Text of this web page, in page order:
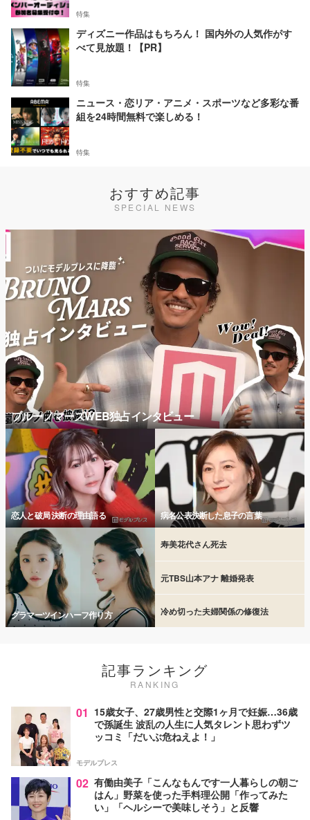
特集
ディズニー作品はもちろん！ 国内外の人気作がす
べて見放題！【PR】
特集
ニュース・恋リア・アニメ・スポーツなど多彩な番
組を24時間無料で楽しめる！
特集
おすすめ記事
SPECIAL NEWS
ブルーノマーズWEB独占インタビュー
恋人と破局 決断の理由語る 病名公表決断した息子の言葉
グラマーツインハーフ作り方
寿美花代さん死去
元TBS山本アナ 離婚発表
冷め切った夫婦関係の修復法
記事ランキング
RANKING
01 15歳女子、27歳男性と交際1ヶ月で妊娠…36歳
で孫誕生 波乱の人生に人気タレント思わずツ
ッコミ「だいぶ危ねえよ！」
モデルプレス
02 有働由美子「こんなもんです一人暮らしの朝ご
はん」野菜を使った手料理公開「作ってみた
い」「ヘルシーで美味しそう」と反響